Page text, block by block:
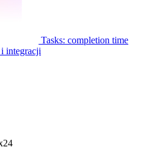
Tasks: completion time
integracji